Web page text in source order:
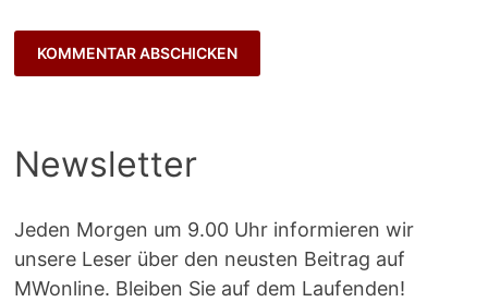
Newsletter
Jeden Morgen um 9.00 Uhr informieren wir
unsere Leser über den neusten Beitrag auf
MWonline. Bleiben Sie auf dem Laufenden!